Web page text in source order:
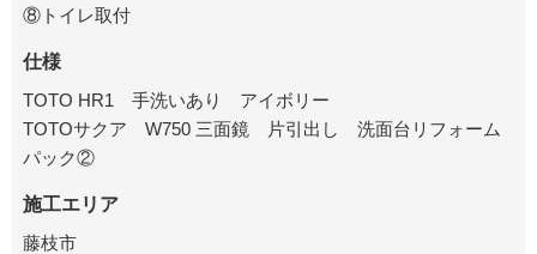
⑧トイレ取付
仕様
TOTO HR1 手洗いあり アイボリー
TOTOサクア W750 三面鏡 片引出し 洗面台リフォーム
パック②
施工エリア
藤枝市